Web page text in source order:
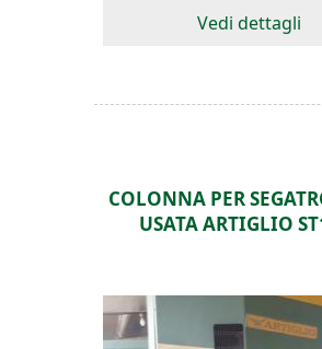
Vedi dettagli
COLONNA PER
USATA ARTIGLIO